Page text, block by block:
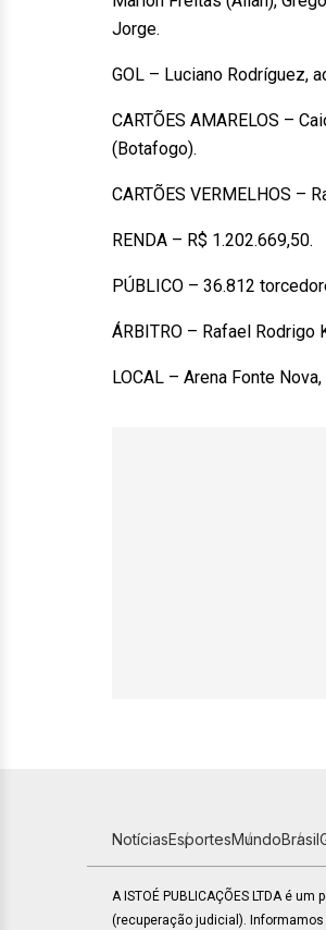
Jorge.
GOL – Luciano Rodríguez,
CARTÕES AMARELOS –
(Botafogo).
CARTÕES VERMELHOS –
RENDA – R$ 1.202.669,50.
PÚBLICO – 36.812
ÁRBITRO – Rafael Rodrigo
LOCAL – Arena Fonte
NotíciasEsportesMundoBrasil
A ISTOÉ PUBLICAÇÕES LTDA é
(recuperação judicial).